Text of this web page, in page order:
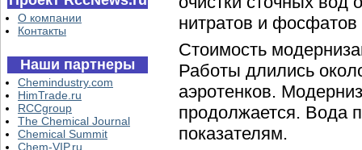
О компании
Контакты
Наши партнеры
Chemindustry.com
HimTrade.ru
RCCgroup
The Chemical Journal
Chemical Summit
Chem-VIP.ru
нитратов и
Стоимость
Работы длились
аэротенков.
продолжается. Вода
показателям.